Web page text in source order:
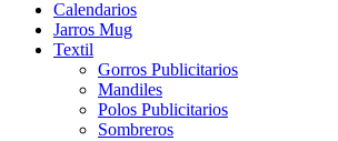
Calendarios
Jarros Mug
Textil
Gorros Publicitarios
Mandiles
Polos Publicitarios
Sombreros